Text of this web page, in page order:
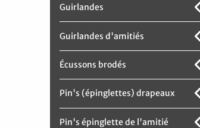
Guirlandes
Guirlandes d'amitiés
Écussons brodés
Pin's (épinglettes) drapeaux
Pin's épinglette de l'amitié